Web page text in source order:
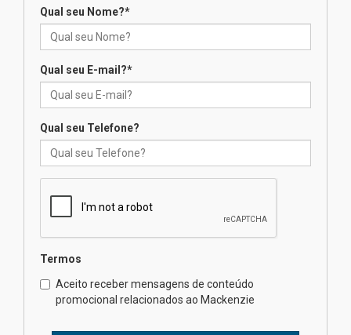
das novas tecnologias em
calouros do segundo semestre
04.08.2026
Brasília prepara seus
estudantes para o PAS antes
mesmo do Ensino Médio
Qual seu Nome?*
Qual seu E-mail?*
Qual seu Telefone?
Termos
Aceito receber mensagens de conteúdo
promocional relacionados ao Mackenzie